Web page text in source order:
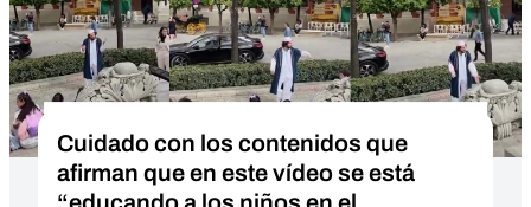
Cuidado con los contenidos que
afirman que en este vídeo se está